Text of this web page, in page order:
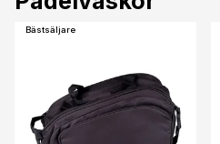
Bästsäljare